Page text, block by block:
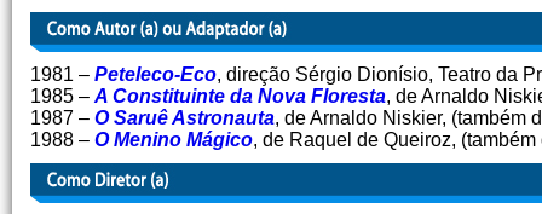
1981 – Peteleco-Eco, direção Sérgio Dionísio, Teatro da
1985 – A Constituinte da Nova Floresta, de Arnaldo
1987 – O Saruê Astronauta, de Arnaldo Niskier, (também
1988 – O Menino Mágico, de Raquel de Queiroz,